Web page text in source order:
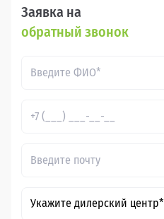
Заявка на
обратный звонок
Укажите дилерский центр*